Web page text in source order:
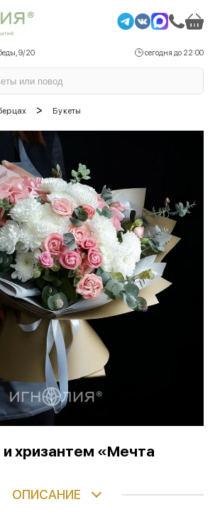
9/20 сегодня до 22:00
> Букеты
и хризантем «Мечта
ОПИСАНИЕ